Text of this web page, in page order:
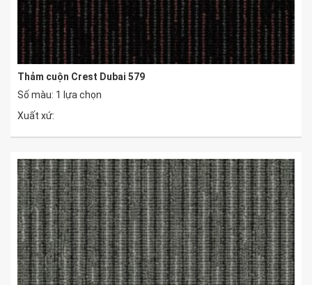
Thảm cuộn Crest Dubai 579
Số màu: 1 lựa chọn
Xuất xứ: